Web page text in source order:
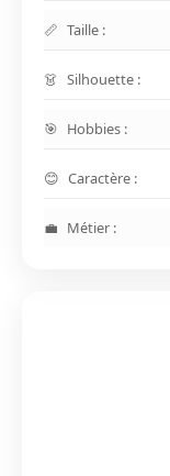
Taille :
Silhouette :
Hobbies :
Caractère :
Métier :